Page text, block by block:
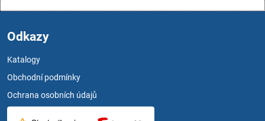
Odkazy
Katalogy
Obchodní podmínky
Ochrana osobních údajů